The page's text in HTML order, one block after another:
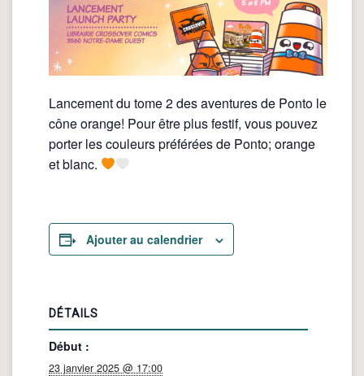
Lancement du tome 2 des aventures de Ponto le
cône orange! Pour être plus festif, vous pouvez
porter les couleurs préférées de Ponto; orange
et blanc.
Ajouter au calendrier
DÉTAILS
Début :
23 janvier 2025 @ 17:00